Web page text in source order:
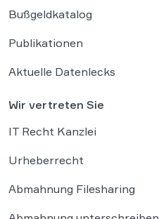
Bußgeldkatalog
Publikationen
Aktuelle Datenlecks
Wir vertreten Sie
IT Recht Kanzlei
Urheberrecht
Abmahnung Filesharing